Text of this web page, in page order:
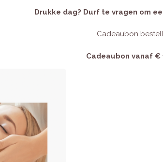
Drukke dag? Durf te vragen om
Cadeaubon
Cadeaubon vanaf €